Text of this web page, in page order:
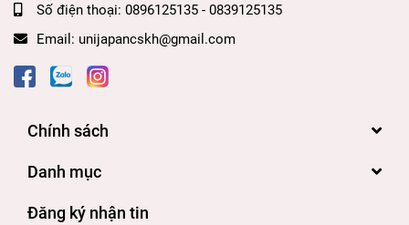
Số điện thoại: 0896125135 - 0839125135
Email: unijapancskh@gmail.com
Chính sách
Danh mục
Đăng ký nhận tin